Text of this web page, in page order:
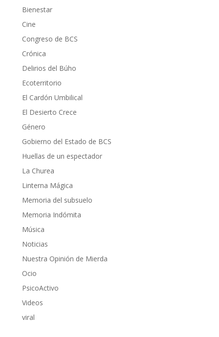
Bienestar
Cine
Congreso de BCS
Crónica
Delirios del Búho
Ecoterritorio
El Cardón Umbilical
El Desierto Crece
Género
Gobierno del Estado de BCS
Huellas de un espectador
La Churea
Linterna Mágica
Memoria del subsuelo
Memoria Indómita
Música
Noticias
Nuestra Opinión de Mierda
Ocio
PsicoActivo
Videos
viral